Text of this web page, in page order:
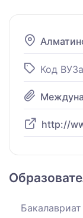
Код
http://
Бакалавриат